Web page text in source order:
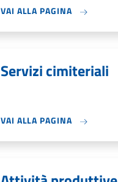
VAI ALLA PAGINA
Servizi cimiteriali
VAI ALLA PAGINA